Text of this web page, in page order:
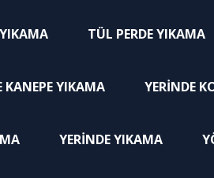
TÜL PERDE YIKAMA
KANEPE YIKAMA YERINDE
YERINDE YIKAMA